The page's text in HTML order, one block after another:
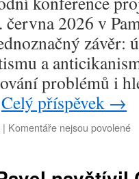
června 2026 v
závěr:
a
problémů i
Celý příspěvek →
| Komentáře nejsou povolené